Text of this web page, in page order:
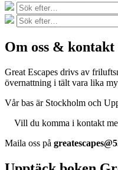
Sök
efter:
Sök
efter:
Om oss & kontakt
Great Escapes drivs av
övernattning i tält vara lika
Vår bas är Stockholm och
Vill du komma i kontakt
Maila oss på